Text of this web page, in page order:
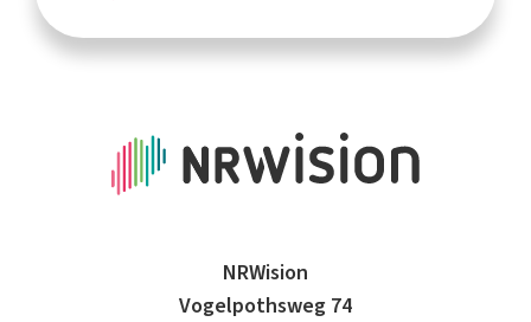
NRWision
Vogelpothsweg 74